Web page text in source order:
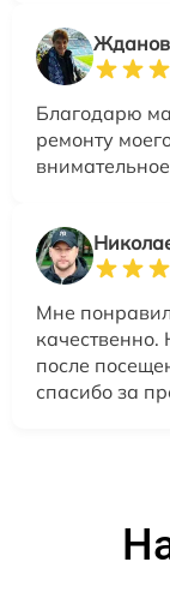
Благодарю
ремонту
Мне
качественно.
после
спасибо за